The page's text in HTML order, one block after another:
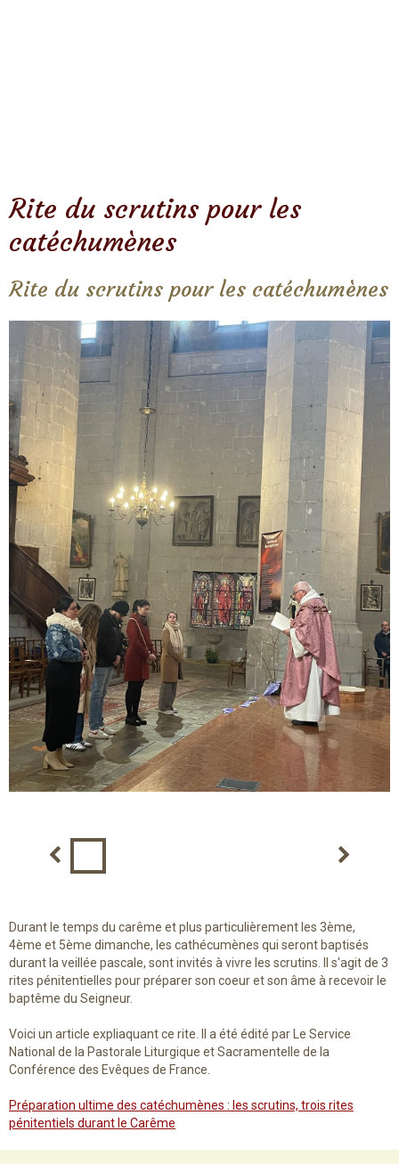
Rite du scrutins pour les
catéchumènes
Rite du scrutins pour les catéchumènes
Durant le temps du carême et plus particulièrement les 3ème,
4ème et 5ème dimanche, les cathécumènes qui seront baptisés
durant la veillée pascale, sont invités à vivre les scrutins. Il s'agit de 3
rites pénitentielles pour préparer son coeur et son âme à recevoir le
baptême du Seigneur.
Voici un article expliaquant ce rite. Il a été édité par Le Service
National de la Pastorale Liturgique et Sacramentelle de la
Conférence des Evêques de France.
Préparation ultime des catéchumènes : les scrutins, trois rites
pénitentiels durant le Carême